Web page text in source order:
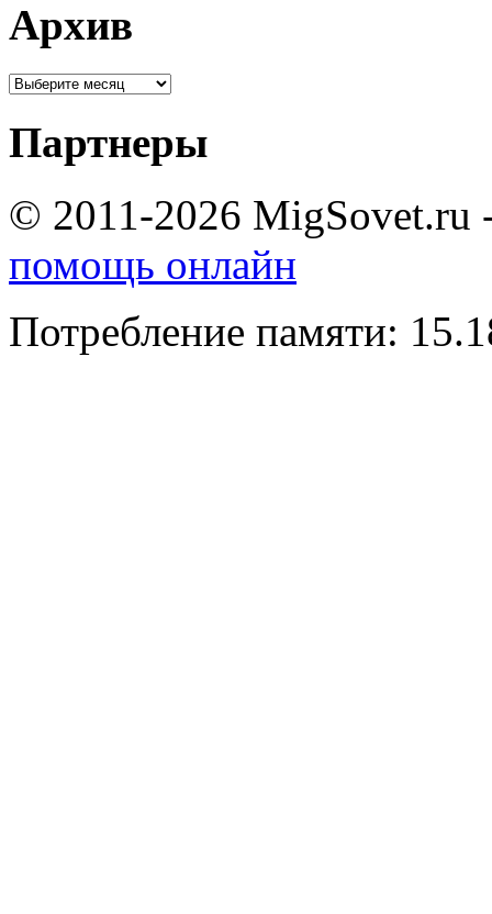
Архив
Партнеры
© 2011-2026 MigSovet.ru
помощь онлайн
Потребление памяти: